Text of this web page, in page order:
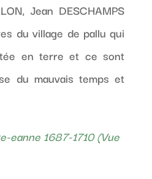
Jean DESCHAMPS
du village de pallu qui
en terre et ce sont
du mauvais temps et
eanne 1687-1710 (Vue